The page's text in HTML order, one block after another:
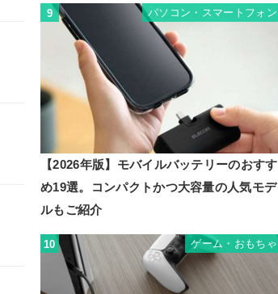
9 パソコン・スマートフォン
【2026年版】モバイルバッテリーのおすす
め19選。コンパクトかつ大容量の人気モデ
ルもご紹介
10 ゲーム・おもちゃ